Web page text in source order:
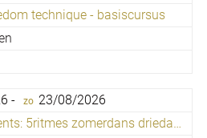
technique - basiscursus
- zo 23/08/2026
Sense & elements: 5ritmes zomerdans driedaagse